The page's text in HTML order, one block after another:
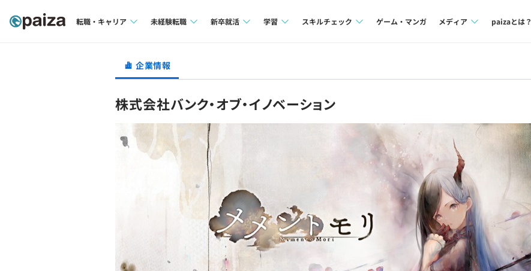
転職・キャリア
転職成功ガイド
転職エージェント
未経験転職
求人検索
転職成功ガイド
新卒就活
インターン
就活成功ガイド
学習
4択課題
個人向けプラン
法人向けプラン
スキルチェック
評価結果一覧
再チャレンジ結果一覧
ゲーム・マンガ メディア paizaとは？
企業情報
株式会社バンク・オブ・イノベーション